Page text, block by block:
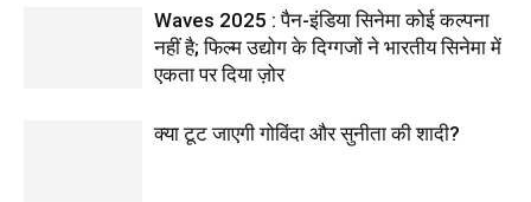
Waves 2025 : पैन-इंडिया सिनेमा कोई कल्पना
नहीं है; फिल्म उद्योग के दिग्गजों ने भारतीय सिनेमा में
एकता पर दिया ज़ोर
क्या टूट जाएगी गोविंदा और सुनीता की शादी?